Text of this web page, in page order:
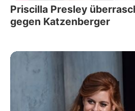
Priscilla Presley
gegen Katzenberger